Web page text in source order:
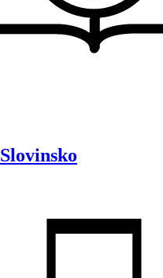
Slovinsko